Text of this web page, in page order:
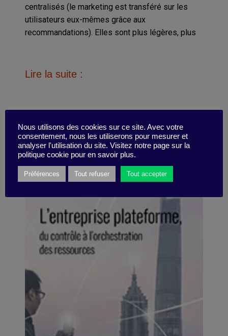
centralisés (le marketing est transféré sur les
utilisateurs eux-mêmes grâce aux
recommandations). Elles sont plus légères, plus
Lire la suite :
l’orchestration des ressources
Nous utilisons des cookies sur ce site. Avec votre
consentement, nous les utiliserons pour mesurer et
analyser l'utilisation du site. Visitez notre page sur la
politique cookie pour en savoir plus.
Préférences Tout refuser Tout accepter